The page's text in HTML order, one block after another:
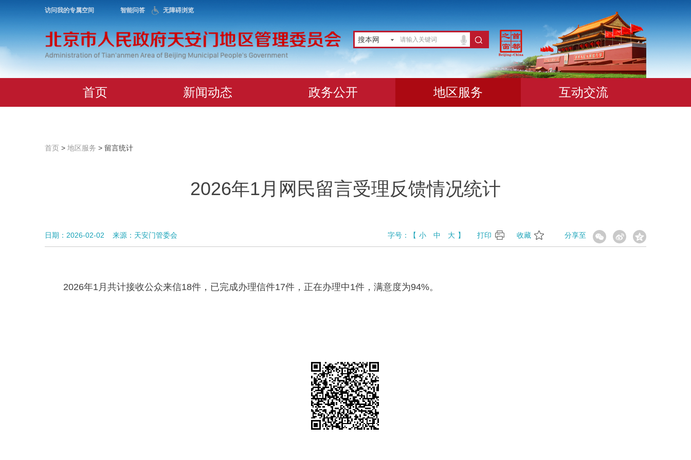
访问我的专属空间 智能问答 无障碍浏览
搜本网
首页 新闻动态 政务公开 地区服务 互动交流
首页 > 地区服务 > 留言统计
2026年1月网民留言受理反馈情况统计
日期：2026-02-02 来源：天安门管委会 分享至
字号： 【 小 中 大 】 打印 收藏
2026年1月共计接收公众来信18件，已完成办理信件17件，正在办理中1件，满意度为94%。